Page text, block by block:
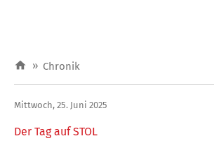
» Chronik
Der Tag auf STOL
Mittwoch, 25. Juni 2025